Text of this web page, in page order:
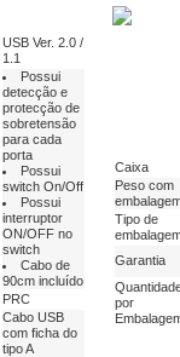
USB Ver. 2.0 /
1.1
Possui
detecção e
protecção de
sobretensão
para cada
porta
Possui
switch On/Off
Possui
interruptor
ON/OFF no
switch
Cabo de
90cm incluído
PRC
Cabo USB
com ficha do
tipo A
Caixa
Peso com
Tipo de
Garantia
por